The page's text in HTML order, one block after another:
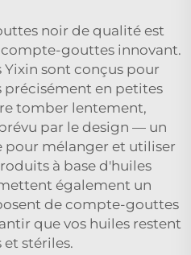
noir de qualité est
gouttes innovant.
sont conçus pour
précisément en petites
tomber lentement,
par le design — un
pour mélanger et utiliser
à base d'huiles
également un
de compte-gouttes
que vos huiles restent
et stériles.